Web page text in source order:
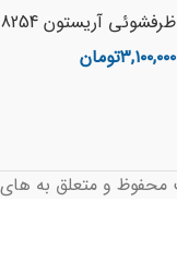
ظرفشوئی آریستون 8254
۳,۱۰۰,۰۰۰تومان